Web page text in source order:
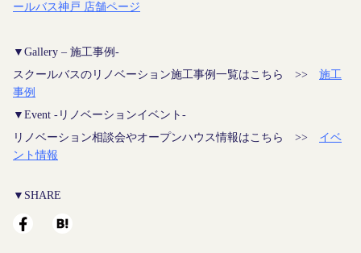
ールバス神戸 店舗ページ
▼Gallery – 施工事例-
スクールバスのリノベーション施工事例一覧はこちら >> 施工
事例
▼Event -リノベーションイベント-
リノベーション相談会やオープンハウス情報はこちら >> イベ
ント情報
▼SHARE